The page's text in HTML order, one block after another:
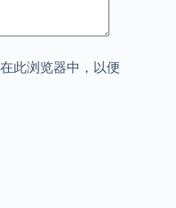
此浏览器中，以便